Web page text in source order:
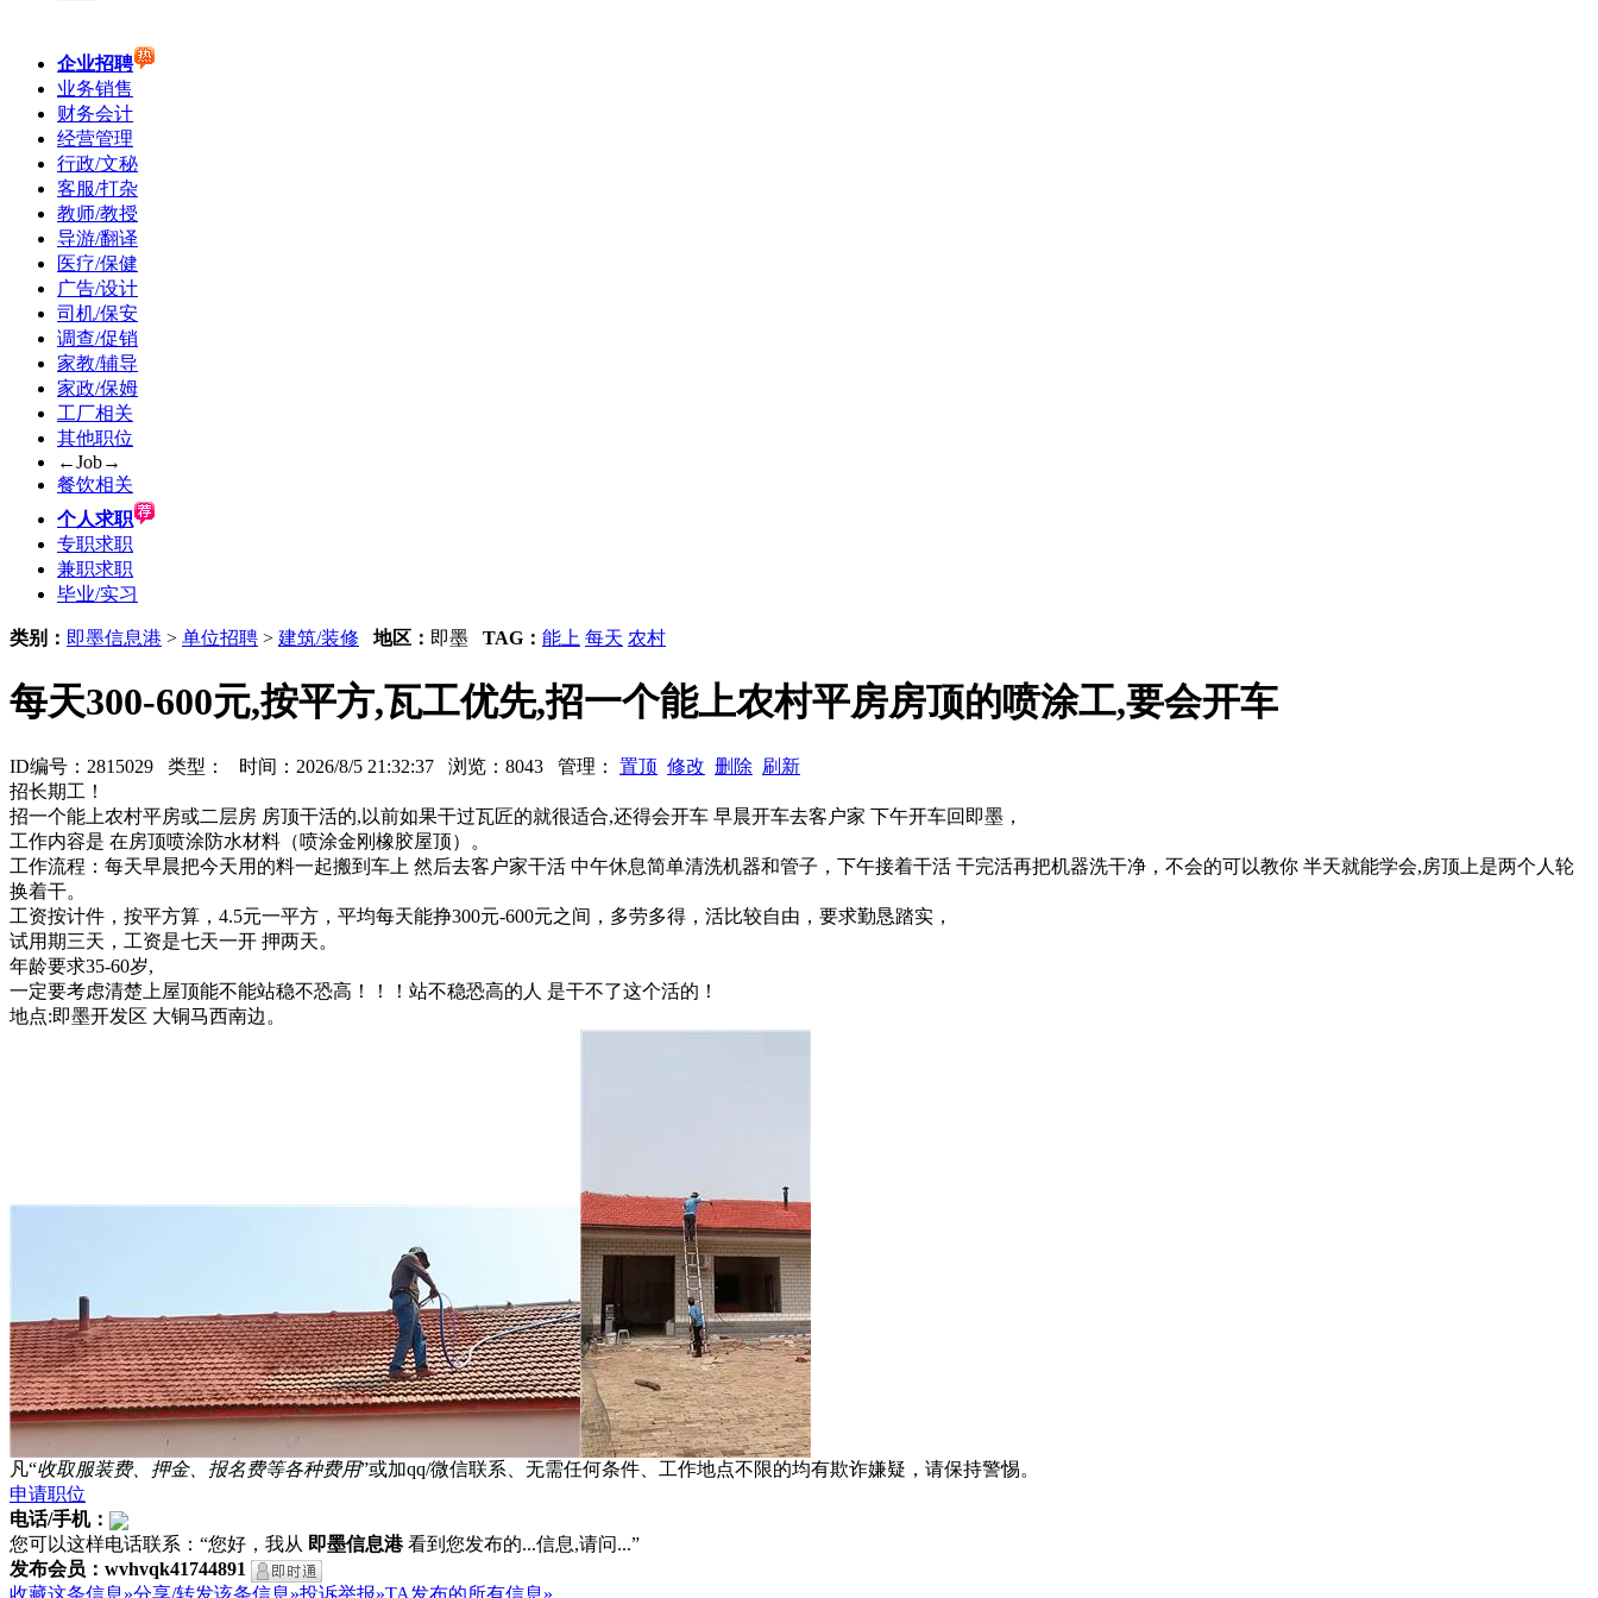
企业招聘
业务销售
财务会计
经营管理
行政/文秘
客服/打杂
教师/教授
导游/翻译
医疗/保健
广告/设计
司机/保安
调查/促销
家教/辅导
家政/保姆
工厂相关
其他职位
←Job→
餐饮相关
个人求职
专职求职
兼职求职
毕业/实习
类别： 即墨信息港 > 单位招聘 > 建筑/装修 地区： 即墨 TAG： 能上 每天 农村
每天300-600元,按平方,瓦工优先,招一个能上农村平房房顶的喷涂工,要会开车
ID编号：2815029 类型： 时间：2026/8/5 21:32:37 浏览：8043 管理： 置顶 修改 删除 刷新
招长期工！
招一个能上农村平房或二层房 房顶干活的,以前如果干过瓦匠的就很适合,还得会开车 早晨开车去客户家 下午开车回即墨，
工作内容是 在房顶喷涂防水材料（喷涂金刚橡胶屋顶）。
工作流程：每天早晨把今天用的料一起搬到车上 然后去客户家干活 中午休息简单清洗机器和管子，下午接着干活 干完活再把机器洗干净，不会的可以教你 半天就能学会,房顶上是两个人轮
换着干。
工资按计件，按平方算，4.5元一平方，平均每天能挣300元-600元之间，多劳多得，活比较自由，要求勤恳踏实，
试用期三天，工资是七天一开 押两天。
年龄要求35-60岁,
一定要考虑清楚上屋顶能不能站稳不恐高！！！站不稳恐高的人 是干不了这个活的！
地点:即墨开发区 大铜马西南边。
凡“收取服装费、押金、报名费等各种费用”或加qq/微信联系、无需任何条件、工作地点不限的均有欺诈嫌疑，请保持警惕。
申请职位
电话/手机：
您可以这样电话联系：“您好，我从 即墨信息港看到您发布的...信息,请问...”
发布会员：wvhvqk41744891
收藏这条信息»分享/转发该条信息»投诉举报»TA发布的所有信息»